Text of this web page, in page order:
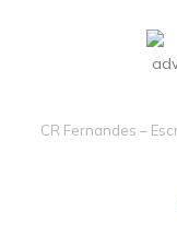
CR Fernandes –